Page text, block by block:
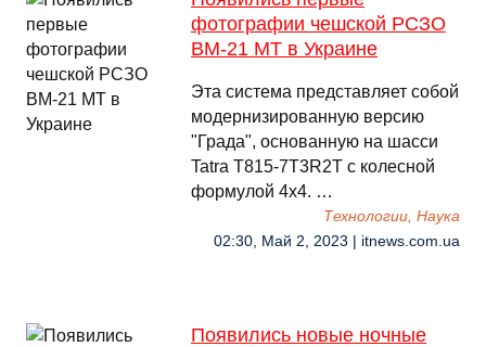
фотографии чешской РСЗО
BM-21 MT в Украине
Эта система представляет собой
модернизированную версию
"Града", основанную на шасси
Tatra T815-7T3R2T с колесной
формулой 4x4. …
Технологии, Наука
02:30, Май 2, 2023 | itnews.com.ua
Появились новые ночные